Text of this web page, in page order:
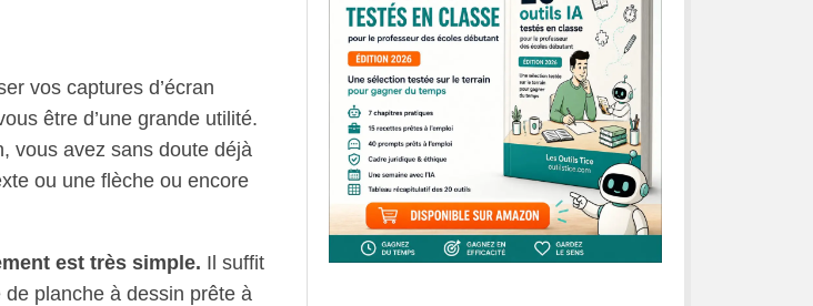
vos captures d’écran
être d’une grande utilité.
vous avez sans doute déjà
ou une flèche ou encore
est très simple. Il suffit
planche à dessin prête à